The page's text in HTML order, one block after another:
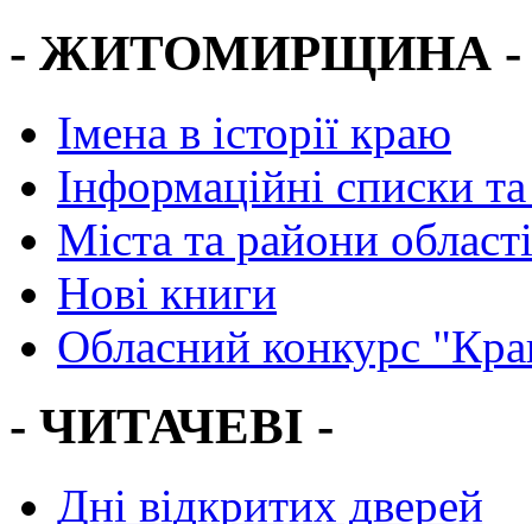
- ЖИТОМИРЩИНА -
Імена в історії краю
Інформаційні списки
Міста та райони області
Нові книги
Обласний конкурс
- ЧИТАЧЕВІ -
Дні відкритих дверей